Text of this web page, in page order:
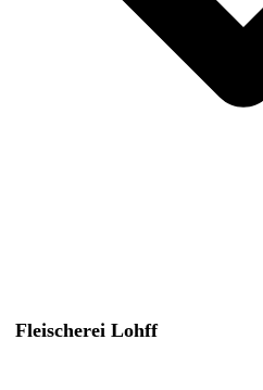
Fleischerei Lohff